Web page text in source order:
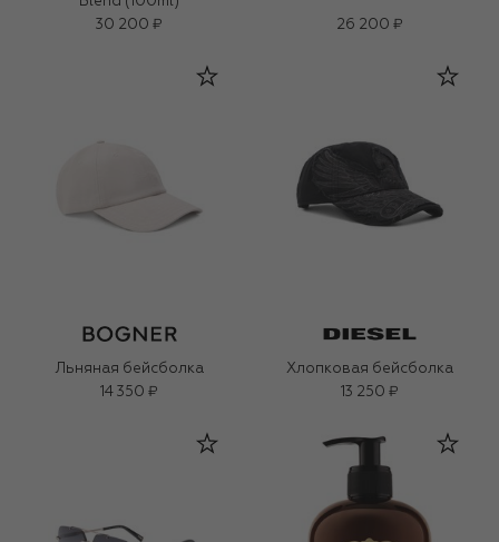
30 200 ₽
26 200 ₽
Льняная бейсболка
14 350 ₽
Хлопковая бейсболка
13 250 ₽